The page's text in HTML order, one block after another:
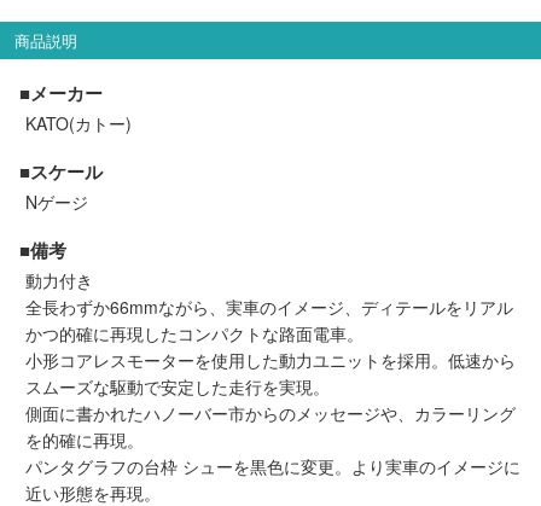
セール商品
走行エリア別 鉄道模型車両リスト
北海道・東北
中部 関西
中国・四国 九州・沖縄
お役立ち情報
商品説明
■メーカー
KATO(カトー)
■スケール
Nゲージ
■備考
動力付き
全長わずか66mmながら、実車のイメージ、ディテールをリアル
かつ的確に再現したコンパクトな路面電車。
小形コアレスモーターを使用した動力ユニットを採用。低速から
スムーズな駆動で安定した走行を実現。
側面に書かれたハノーバー市からのメッセージや、カラーリング
を的確に再現。
パンタグラフの台枠 シューを黒色に変更。より実車のイメージに
近い形態を再現。